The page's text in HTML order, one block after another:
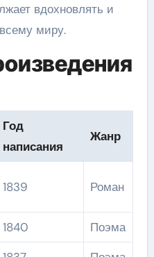
вдохновлять и
миру.
Год
написания
Жанр
1839 Роман
1840
Поэма